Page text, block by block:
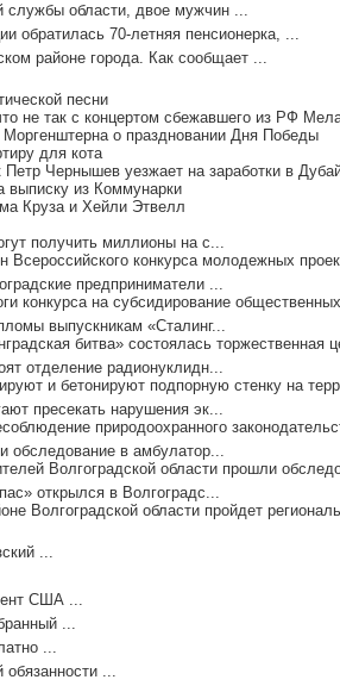
службы области, двое мужчин ...
обратилась 70-летняя пенсионерка, ...
районе города. Как сообщает ...
песни
не так с концертом сбежавшего из РФ
о праздновании Дня Победы
для кота
Чернышев уезжает на заработки в
выписку из Коммунарки
Круза и Хейли Этвелл
получить миллионы на с...
Всероссийского конкурса молодежных
предприниматели ...
конкурса на субсидирование
выпускникам «Сталинг...
битва» состоялась
отделение радионуклидн...
и бетонируют подпорную стенку на
пресекать нарушения эк...
природоохранного
обследование в амбулатор...
Волгоградской области прошли
открылся в Волгоградс...
Волгоградской области пройдет
...
США ...
...
...
...